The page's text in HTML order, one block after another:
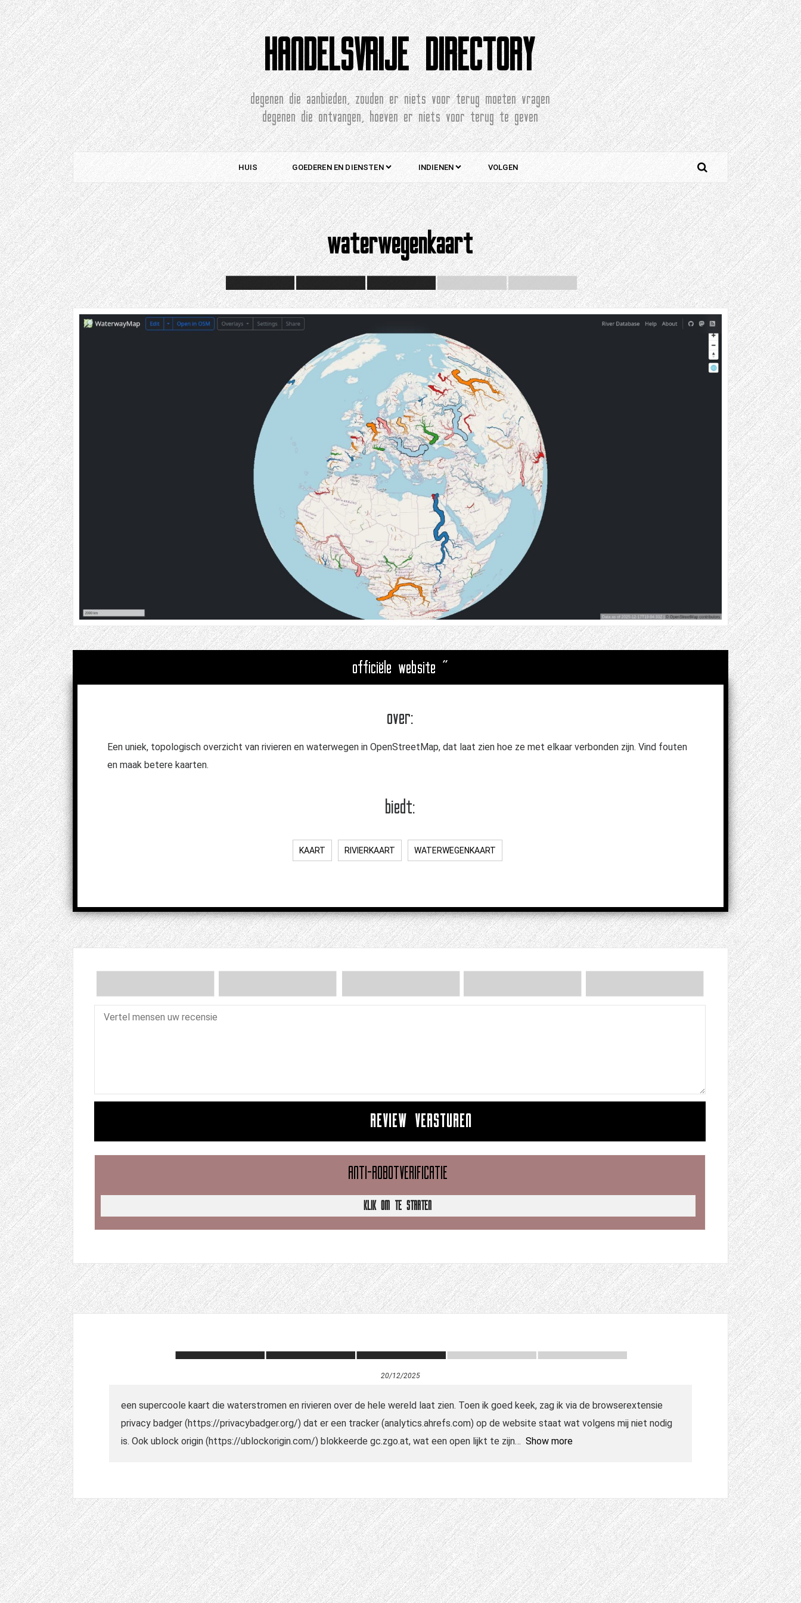
Doorgaan
naar
artikel
HANDELSVRIJE DIRECTORY
degenen die aanbieden, zouden er niets voor terug moeten vragen
degenen die ontvangen, hoeven er niets voor terug te geven
HUIS GOEDEREN EN DIENSTEN INDIENEN VOLGEN
waterwegenkaart
officiële website "
over:
Een uniek, topologisch overzicht van rivieren en waterwegen in OpenStreetMap, dat laat zien hoe ze met elkaar verbonden zijn. Vind fouten
en maak betere kaarten.
biedt:
KAART RIVIERKAART WATERWEGENKAART
REVIEW VERSTUREN
ANTI-ROBOTVERIFICATIE
KLIK OM TE STARTEN
20/12/2025
een supercoole kaart die waterstromen en rivieren over de hele wereld laat zien. Toen ik goed keek, zag ik via de browserextensie
privacy badger (https://privacybadger.org/) dat er een tracker (analytics.ahrefs.com) op de website staat wat volgens mij niet nodig
is. Ook ublock origin (https://ublockorigin.com/) blokkeerde gc.zgo.at, wat een open lijkt te zijn
Show more